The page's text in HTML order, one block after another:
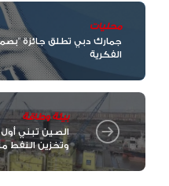
محليات
جمارك دبي تطلق جائزة
الفكرية
بيئة وطاقة
الصين تبني
وتخزين النفط